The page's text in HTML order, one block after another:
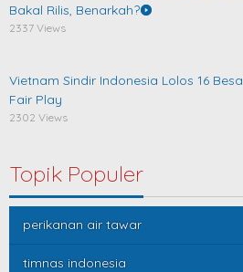
Bakal Rilis, Benarkah?
2337 Views
Vietnam Sindir Indonesia Lolos 16
Fair Play
2302 Views
Topik Populer
perikanan air tawar
timnas indonesia